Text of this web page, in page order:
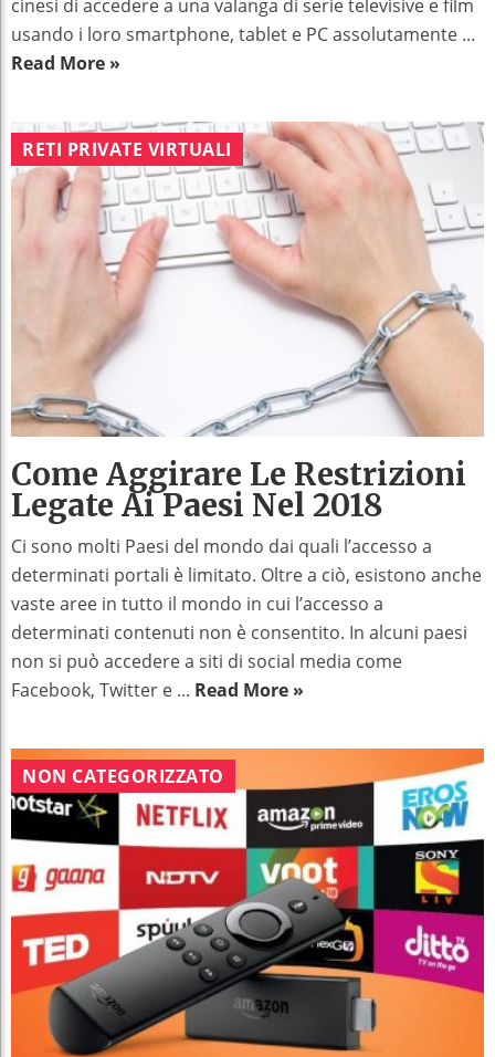
cinesi di accedere a una valanga di serie televisive e film
usando i loro smartphone, tablet e PC assolutamente ...
Read More »
RETI PRIVATE VIRTUALI
Come Aggirare Le Restrizioni
Legate Ai Paesi Nel 2018
Ci sono molti Paesi del mondo dai quali l’accesso a
determinati portali è limitato. Oltre a ciò, esistono anche
vaste aree in tutto il mondo in cui l’accesso a
determinati contenuti non è consentito. In alcuni paesi
non si può accedere a siti di social media come
Facebook, Twitter e ... Read More »
NON CATEGORIZZATO